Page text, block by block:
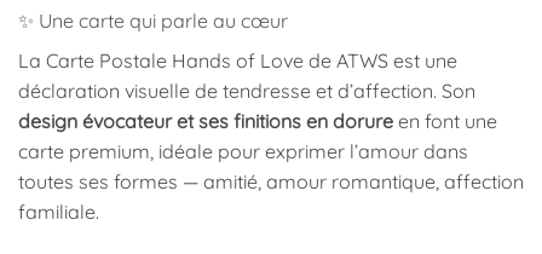
✨ Une carte qui parle au cœur
La Carte Postale Hands of Love de ATWS est une
déclaration visuelle de tendresse et d’affection. Son
design évocateur et ses finitions en dorure en font une
carte premium, idéale pour exprimer l’amour dans
toutes ses formes — amitié, amour romantique, affection
familiale.